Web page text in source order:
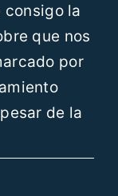
consigo la
que nos
por
de la